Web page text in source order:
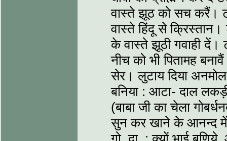
वास्ते झूठ को सच करैं।
वास्ते हिंदू से
के वास्ते झूठी गवाही
नीच को भी पितामह
सेर। लुटाय दिया
बनिया : आटा- दाल
(बाबा जी का चेला
सुन कर खाने के आनन्द में